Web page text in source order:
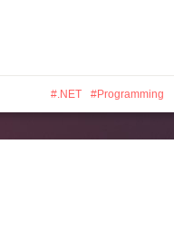
.NET Programming